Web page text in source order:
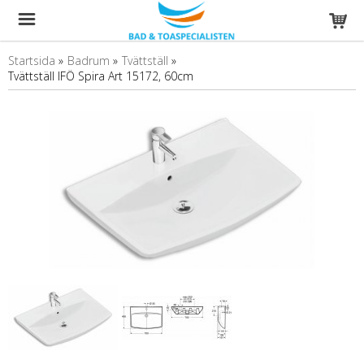
Startsida » Badrum » Tvättställ »
Tvättställ IFÖ Spira Art 15172, 60cm